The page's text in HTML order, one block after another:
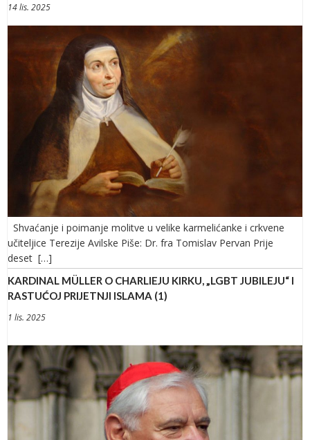
14 lis. 2025
Shvaćanje i poimanje molitve u velike karmelićanke i crkvene
učiteljice Terezije Avilske Piše: Dr. fra Tomislav Pervan Prije
deset […]
KARDINAL MÜLLER O CHARLIEJU KIRKU, „LGBT JUBILEJU“ I
RASTUĆOJ PRIJETNJI ISLAMA (1)
1 lis. 2025